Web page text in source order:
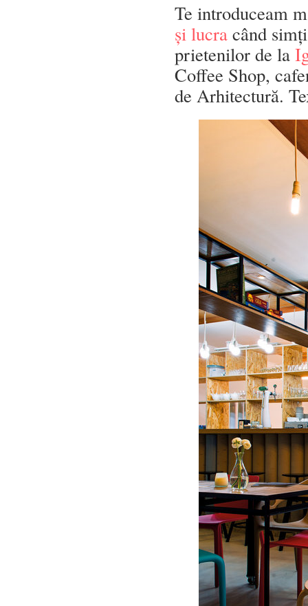
Te introduceam
și lucra când
prietenilor de la
Coffee Shop,
de Arhitectură.